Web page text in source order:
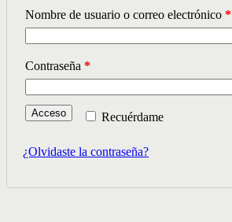
Nombre de usuario o correo electrónico *
Contraseña *
Recuérdame
Acceso
¿Olvidaste la contraseña?